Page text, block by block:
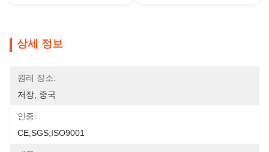
상세 정보
원래 장소:
저장, 중국
인증:
CE,SGS,ISO9001